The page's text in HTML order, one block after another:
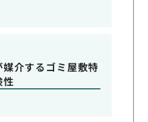
介するゴミ屋敷特
性